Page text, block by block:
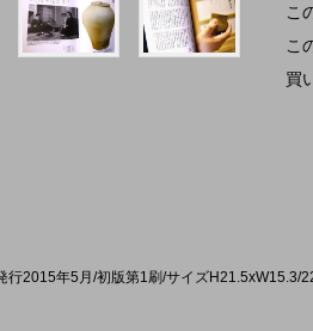
こ
こ
買
行2015年5月/初版第1刷/サイズ